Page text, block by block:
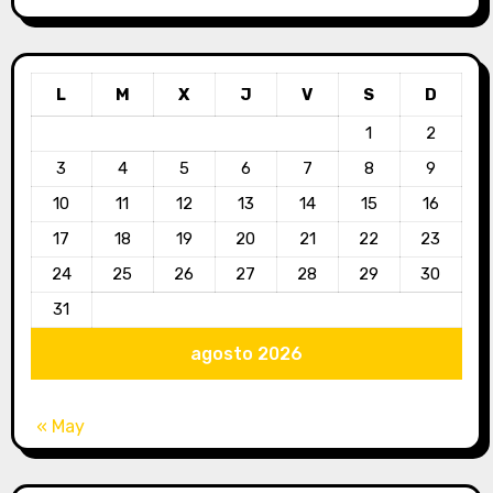
agosto 2026
L M X J V S
D
1
2
3
4 5 6 7 8
9
10
11 12 13 14 15
16
17
18 19 20 21 22
23
24
25 26 27 28 29
30
31
« May